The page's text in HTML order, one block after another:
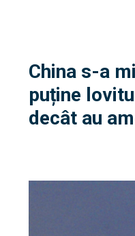
China s-a
puține
decât au